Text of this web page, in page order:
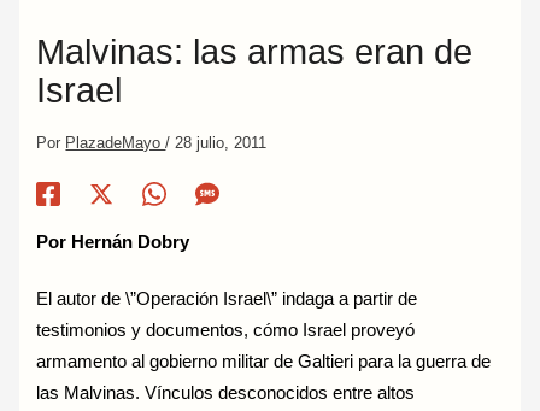
Malvinas: las armas eran de
Israel
Por PlazadeMayo/ 28 julio, 2011
Por Hernán Dobry
El autor de \”Operación Israel\” indaga a partir de
testimonios y documentos, cómo Israel proveyó
armamento al gobierno militar de Galtieri para la guerra de
las Malvinas. Vínculos desconocidos entre altos